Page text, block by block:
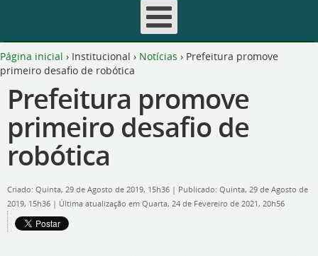
Página inicial › Institucional › Notícias › Prefeitura promove
primeiro desafio de robótica
Prefeitura promove
primeiro desafio de
robótica
Criado: Quinta, 29 de Agosto de 2019, 15h36 | Publicado: Quinta, 29 de Agosto de
2019, 15h36 | Última atualização em Quarta, 24 de Fevereiro de 2021, 20h56